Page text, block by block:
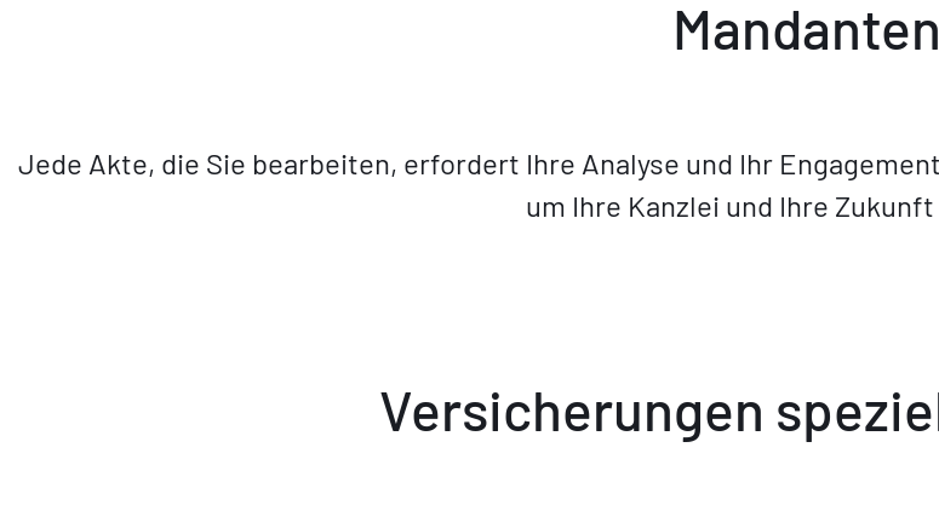
Jede Akte, die Sie bearbeiten, erfordert Ihre Analyse und Ihr
um Ihre Kanzlei und Ihre
Versicherungen